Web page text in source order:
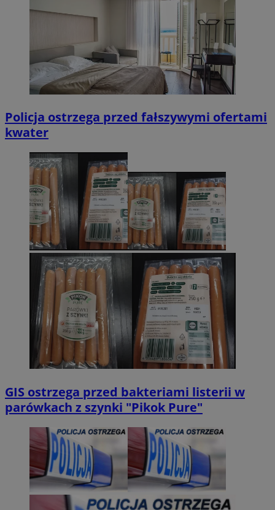
Policja ostrzega przed fałszywymi ofertami
kwater
GIS ostrzega przed bakteriami listerii w
parówkach z szynki "Pikok Pure"